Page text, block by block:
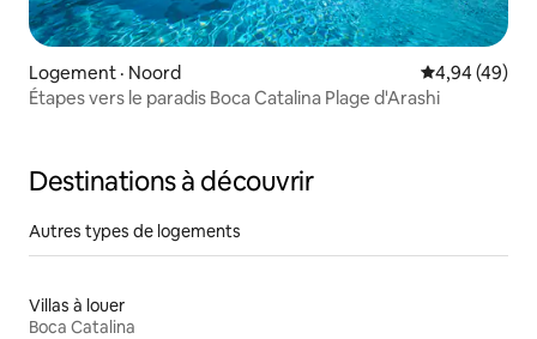
Logement · Noord Note
4,94 (49)
Étapes vers le paradis Boca Catalina Plage d'Arashi
Destinations à découvrir
Autres types de logements
Villas à louer
Boca Catalina